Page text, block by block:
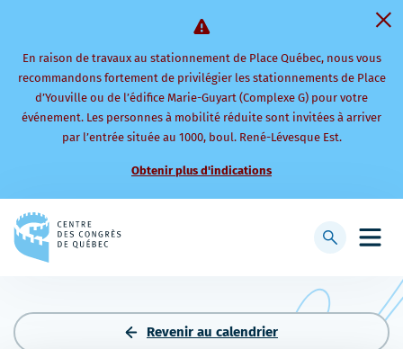
En raison de travaux au stationnement de Place Québec, nous vous
recommandons fortement de privilégier les stationnements de Place
d’Youville ou de l’édifice Marie-Guyart (Complexe G) pour votre
événement. Les personnes à mobilité réduite sont invitées à arriver
par l’entrée située au 1000, boul. René-Lévesque Est.
Obtenir plus d'indications
à
menu
Afficher
de
recherche
Revenir au calendrier